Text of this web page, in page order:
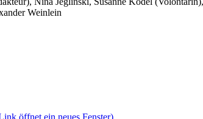
Weinlein